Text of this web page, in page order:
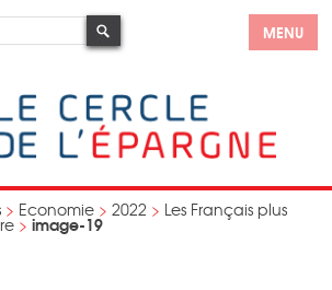
MENU
> Economie > 2022 > Les Français plus
> image-19